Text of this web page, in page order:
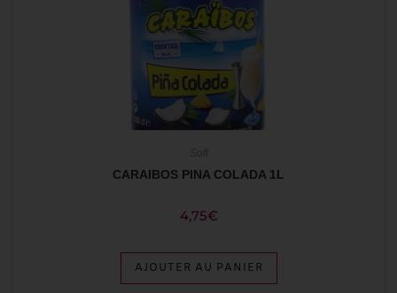
CARAIBOS PINA COLADA 1L
4,75€
AJOUTER AU PANIER